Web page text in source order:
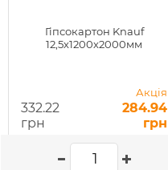
Гіпсокартон Knauf
12,5х1200х2000мм
332.22
грн
Акція
284.94
грн